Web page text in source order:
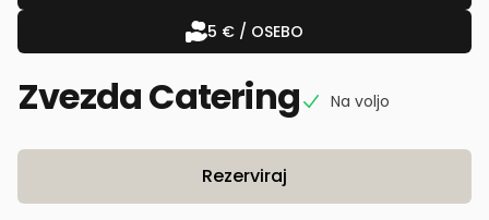
5 € / OSEBO
Zvezda Catering Na voljo
Product information
Rezerviraj